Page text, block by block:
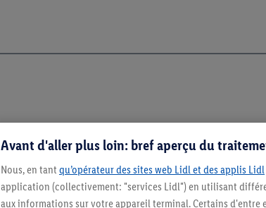
Avant d'aller plus loin: bref aperçu du
Nous, en tant qu’opérateur des sites web Lidl et des applis Lidl
application (collectivement: "services Lidl") en utilisant
aux informations sur votre appareil terminal. Certains